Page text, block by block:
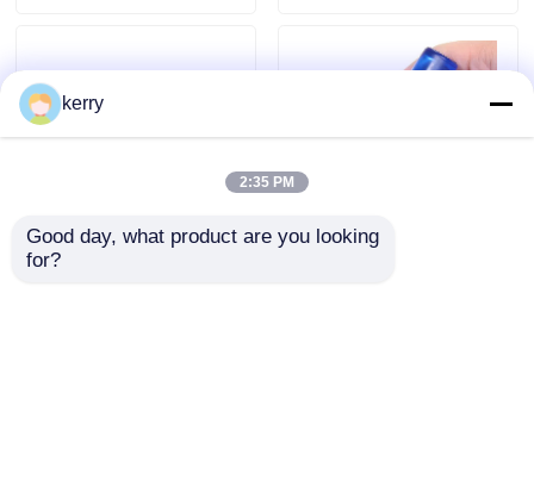
Huishoudelijk glaswerk
10 ml glazen parfumrol
kerry
2:35 PM
Good day, what product are you looking
for?